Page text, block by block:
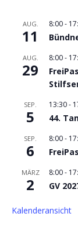
AUG.
11
8:00-
AUG.
29
8:00-
SEP.
5
13:30-
44.
SEP.
6
8:00-
MÄRZ
2
8:00-
GV
Kalenderansicht